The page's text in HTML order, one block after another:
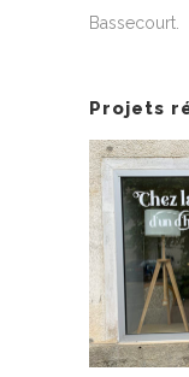
Bassecourt.
Projets